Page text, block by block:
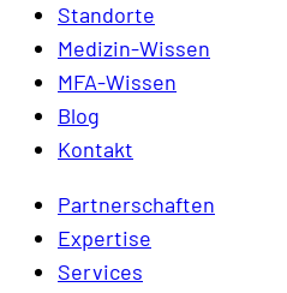
Standorte
Medizin-Wissen
MFA-Wissen
Blog
Kontakt
Partnerschaften
Expertise
Services